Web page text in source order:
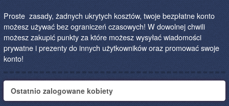
Proste zasady, żadnych ukrytych kosztów, twoje bezpłatne konto
możesz używać bez ograniczeń czasowych! W dowolnej chwili
możesz zakupić punkty za które możesz wysyłać wiadomości
prywatne i prezenty do innych użytkowników oraz promować swoje
konto!
Ostatnio zalogowane kobiety